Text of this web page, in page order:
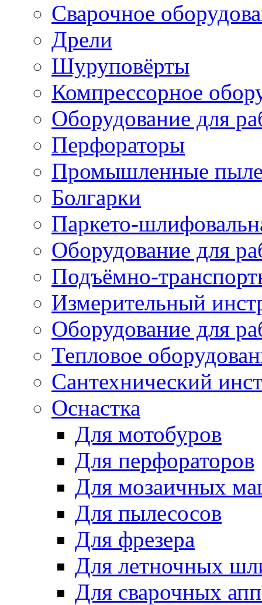
Сварочное
Дрели
Шуруповёрты
Компрессорное
Оборудование для
Перфораторы
Промышленные
Болгарки
Паркето-
Оборудование для
Подъёмно-
Измерительный
Оборудование для
Тепловое
Сантехнический
Оснастка
Для мотобуров
Для перфораторов
Для мозаичных
Для пылесосов
Для фрезера
Для летночных
Для сварочных